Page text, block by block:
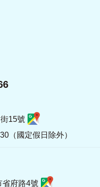
15號
（國定假日除外）
府路4號